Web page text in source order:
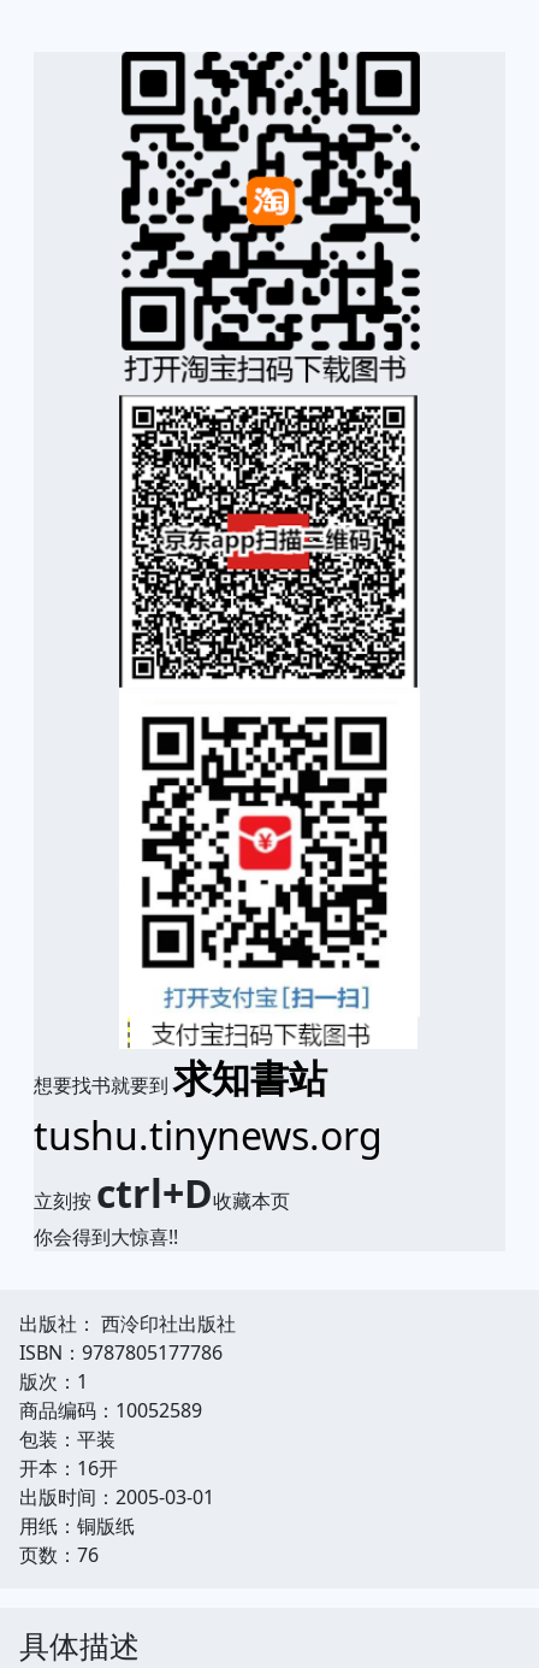
想要找书就要到求知書站
tushu.tinynews.org
立刻按 ctrl+D收藏本页
你会得到大惊喜!!
出版社： 西泠印社出版社
ISBN：9787805177786
版次：1
商品编码：10052589
包装：平装
开本：16开
出版时间：2005-03-01
用纸：铜版纸
页数：76
具体描述